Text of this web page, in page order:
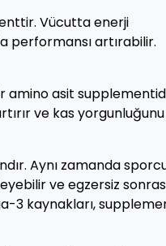
Vücutta enerji
performansı artırabilir.
amino asit
ve kas yorgunluğunu
Aynı zamanda
ve egzersiz
3 kaynakları,